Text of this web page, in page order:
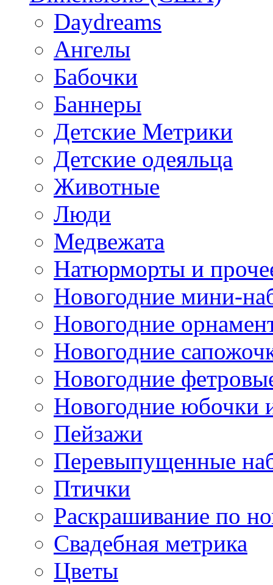
Daydreams
Ангелы
Бабочки
Баннеры
Детские Метрики
Детские одеяльца
Животные
Люди
Медвежата
Натюрморты и
Новогодние мини-
Новогодние
Новогодние
Новогодние
Новогодние юбочки
Пейзажи
Перевыпущенные
Птички
Раскрашивание по
Свадебная метрика
Цветы